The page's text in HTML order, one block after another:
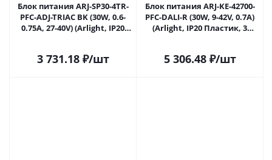
Блок питания ARJ-SP30-4TR-
PFC-ADJ-TRIAC BK (30W, 0.6-
0.75A, 27-40V) (Arlight, IP20
3 731.18₽/шт
Блок питания ARJ-KE-42700-
PFC-DALI-R (30W, 9-42V, 0.7A)
(Arlight, IP20 Пластик, 3
5 306.48₽/шт